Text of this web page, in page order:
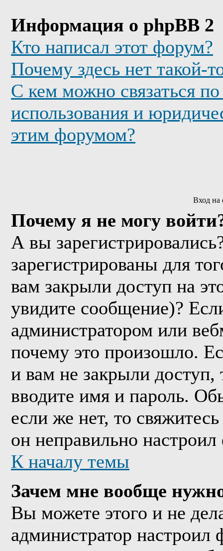
Информация о phpBB 2
Кто написал этот форум?
Почему здесь нет такой-
С кем можно связаться
использования и
этим форумом?
Вход на
Почему я не могу
А вы
зарегистрированы для
вам закрыли доступ на
увидите сообщение)?
администратором или
почему это произошло.
и вам не закрыли доступ,
вводите имя и пароль.
если же нет, то
он неправильно
К началу темы
Зачем мне вообще
Вы можете этого и не
администратор